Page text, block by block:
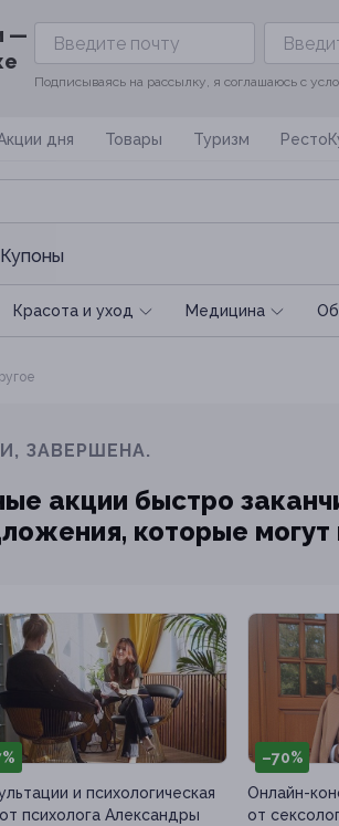
—
Подписываясь на рассылку, я соглашаюсь с
дня Товары Туризм
Красота и уход Медицина
ЗАВЕРШЕНА.
акции быстро
которые могут
и психологическая
психолога Александры
–70%
Онлайн-
от